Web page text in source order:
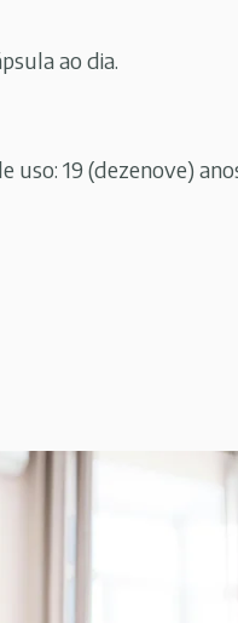
ao dia.
uso: 19 (dezenove)